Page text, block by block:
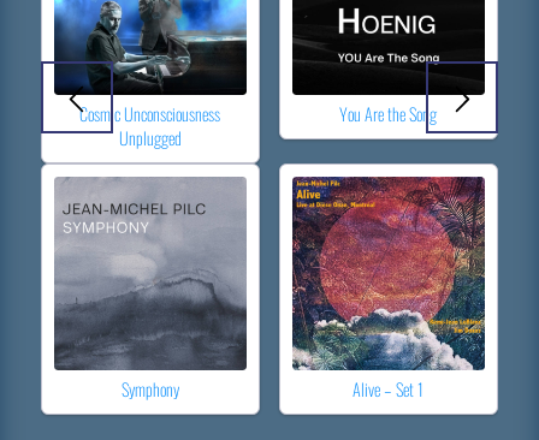
Cosmic Unconsciousness
Unplugged
You Are the Song
Symphony Alive – Set 1